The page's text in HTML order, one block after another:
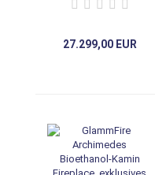
Design für Ihren
27.299,00 EUR